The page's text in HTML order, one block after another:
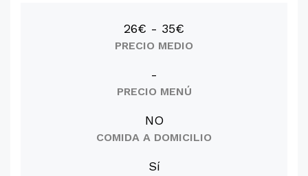
26€ - 35€
PRECIO MEDIO
-
PRECIO MENÚ
NO
COMIDA A DOMICILIO
Sí